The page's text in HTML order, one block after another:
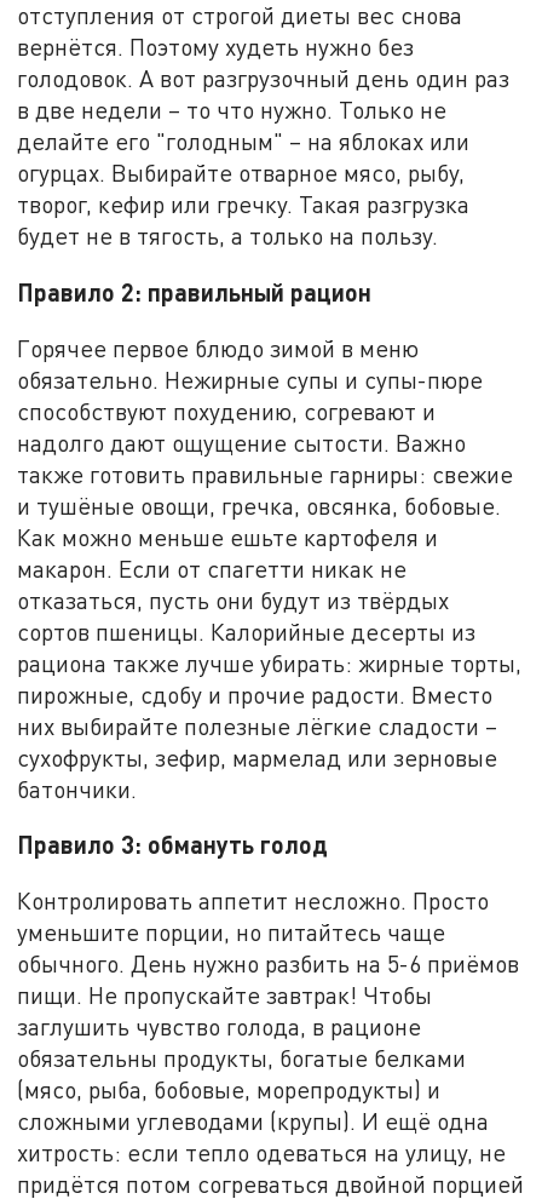
отступления от строгой диеты вес снова
вернётся. Поэтому худеть нужно без
голодовок. А вот разгрузочный день один раз
в две недели – то что нужно. Только не
делайте его "голодным" – на яблоках или
огурцах. Выбирайте отварное мясо, рыбу,
творог, кефир или гречку. Такая разгрузка
будет не в тягость, а только на пользу.
Правило 2: правильный рацион
Горячее первое блюдо зимой в меню
обязательно. Нежирные супы и супы-пюре
способствуют похудению, согревают и
надолго дают ощущение сытости. Важно
также готовить правильные гарниры: свежие
и тушёные овощи, гречка, овсянка, бобовые.
Как можно меньше ешьте картофеля и
макарон. Если от спагетти никак не
отказаться, пусть они будут из твёрдых
сортов пшеницы. Калорийные десерты из
рациона также лучше убирать: жирные торты,
пирожные, сдобу и прочие радости. Вместо
них выбирайте полезные лёгкие сладости –
сухофрукты, зефир, мармелад или зерновые
батончики.
Правило 3: обмануть голод
Контролировать аппетит несложно. Просто
уменьшите порции, но питайтесь чаще
обычного. День нужно разбить на 5-6 приёмов
пищи. Не пропускайте завтрак! Чтобы
заглушить чувство голода, в рационе
обязательны продукты, богатые белками
(мясо, рыба, бобовые, морепродукты) и
сложными углеводами (крупы). И ещё одна
хитрость: если тепло одеваться на улицу, не
придётся потом согреваться двойной порцией